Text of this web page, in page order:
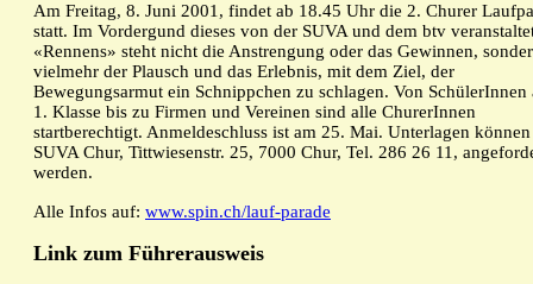
Am Freitag, 8. Juni 2001, findet ab 18.45 Uhr die 2. Churer
statt. Im Vordergund dieses von der SUVA und dem btv
«Rennens» steht nicht die Anstrengung oder das Gewinnen,
vielmehr der Plausch und das Erlebnis, mit dem Ziel, der
Bewegungsarmut ein Schnippchen zu schlagen. Von SchülerInnen
1. Klasse bis zu Firmen und Vereinen sind alle ChurerInnen
startberechtigt. Anmeldeschluss ist am 25. Mai. Unterlagen
SUVA Chur, Tittwiesenstr. 25, 7000 Chur, Tel. 286 26 11,
werden.
Alle Infos auf: www.spin.ch/lauf-parade
Link zum Führerausweis